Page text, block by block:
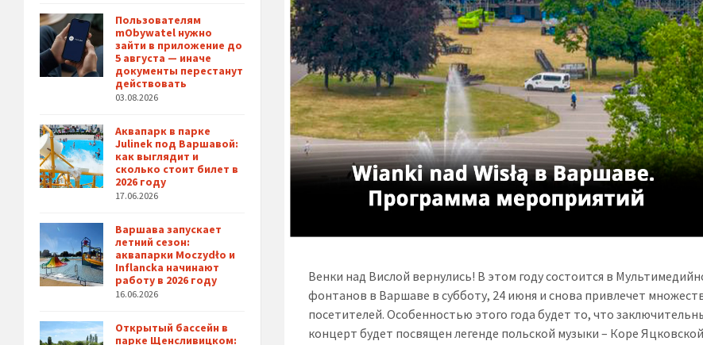
Венки над Вислой вернулись! В этом году состоится в
фонтанов в Варшаве в субботу, 24 июня и снова привлечет
посетителей. Особенностью этого года будет то, что
концерт будет посвящен легенде польской музыки – Коре
Пользователям
mObywatel нужно
зайти в приложение до
5 августа — иначе
документы перестанут
действовать
03.08.2026
Аквапарк в парке
Julinek под Варшавой:
как выглядит и
сколько стоит билет в
2026 году
17.06.2026
Варшава запускает
летний сезон:
аквапарки Moczydło и
Inflancka начинают
работу в 2026 году
16.06.2026
Открытый бассейн в
парке Щенсливицком: